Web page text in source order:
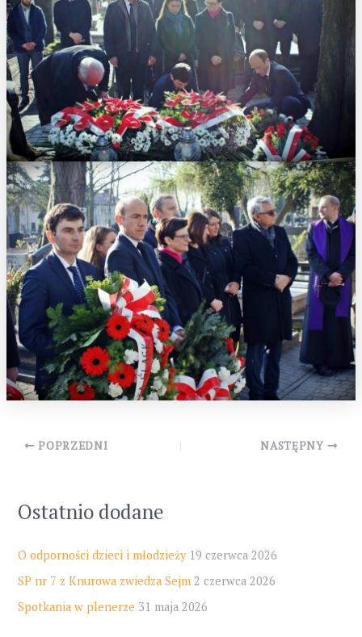
Post
POPRZEDNI NASTĘPNY
Ostatnio dodane
O odporności dzieci i młodzieży 19 czerwca 2026
SP nr 7 z Knurowa zwiedza Sejm 2 czerwca 2026
Spotkania w plenerze 31 maja 2026